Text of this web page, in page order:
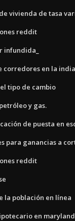
vivienda de tasa
reddit
infundida_
corredores en la india
tipo de cambio
y gas.
de puesta en
para ganancias a
reddit
la población en línea
en maryland